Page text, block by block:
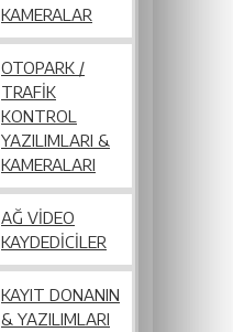
KAMERALAR
OTOPARK /
TRAFIK
KONTROL
YAZILIMLARI &
KAMERALARI
AĞ VIDEO
KAYDEDICILER
KAYIT DONANIN
& YAZILIMLARI